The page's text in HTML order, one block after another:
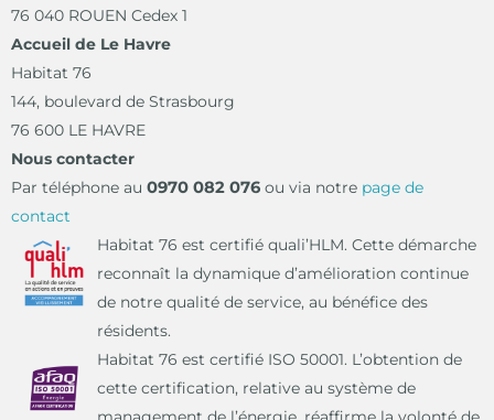
76 040 ROUEN Cedex 1
Accueil de Le Havre
Habitat 76
144, boulevard de Strasbourg
76 600 LE HAVRE
Nous contacter
Par téléphone au 0970 082 076ou via notre page de
contact
Habitat 76 est certifié quali’HLM. Cette démarche
reconnaît la dynamique d’amélioration continue
de notre qualité de service, au bénéfice des
résidents.
Habitat 76 est certifié ISO 50001. L’obtention de
cette certification, relative au système de